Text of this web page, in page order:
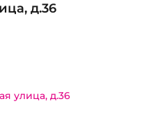
д.36
улица, д.36